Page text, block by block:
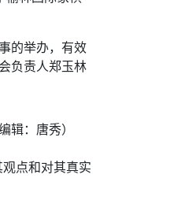
的举办，有效
负责人郑玉林
辑：唐秀）
点和对其真实